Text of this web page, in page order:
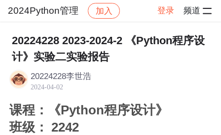
2024Python管理 加入 登录 频道
社区 2024Python管理 作业 帖子详情
20224228 2023-2024-2 《Python程序设
计》实验二实验报告
20224228李世浩
2024-04-02
课程：《Python程序设计》
班级： 2242